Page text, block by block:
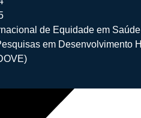
de Equidade em
em Desenvolvimento